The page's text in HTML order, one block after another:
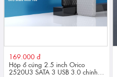
169.000 đ
Hộp ổ cứng 2.5 inch Orico
2520U3 SATA 3 USB 3.0 chính